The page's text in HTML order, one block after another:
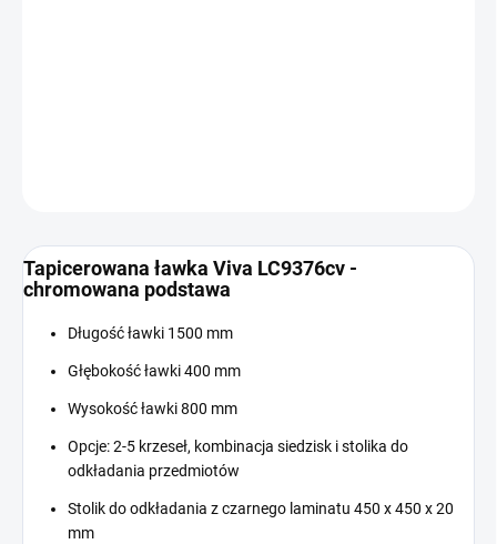
Tapicerowana ławka Viva LC9376cv -
chromowana podstawa
Długość ławki 1500 mm
Głębokość ławki 400 mm
Wysokość ławki 800 mm
Opcje: 2-5 krzeseł, kombinacja siedzisk i stolika do
odkładania przedmiotów
Stolik do odkładania z czarnego laminatu 450 x 450 x 20
mm